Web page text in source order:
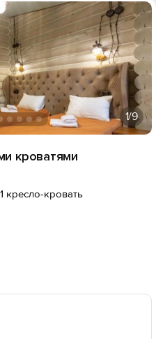
1/9
кроватями
кресло-кровать